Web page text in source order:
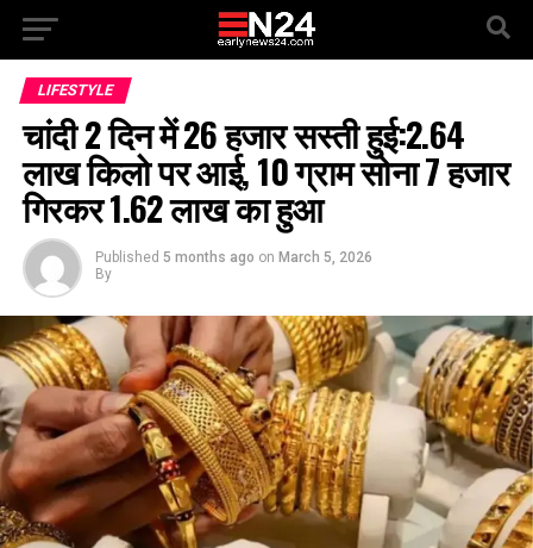
LIFESTYLE
चांदी 2 दिन में ₹26 हजार सस्ती हुई:₹2.64
लाख किलो पर आई, 10 ग्राम सोना ₹7 हजार
गिरकर ₹1.62 लाख का हुआ
Published 5 months ago on March 5, 2026
By